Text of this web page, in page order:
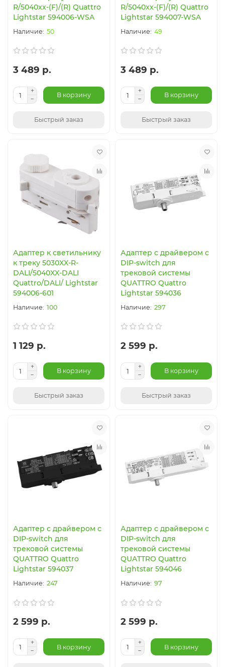
R/5040xx-(F)/(R) Quattro
Lightstar 594006-WSA
50
3 489 р.
В корзину
Быстрый заказ
R/5040xx-(F)/(R) Quattro
Lightstar 594007-WSA
49
3 489 р.
В корзину
Быстрый заказ
Адаптер к светильнику
к треку 5030XX-R-
DALI/5040XX-DALI
Quattro/DALI/ Lightstar
594006-601
100
1 129 р.
В корзину
Быстрый заказ
Адаптер с драйвером с
DIP-switch для
трековой системы
QUATTRO Quattro
Lightstar 594036
297
2 599 р.
В корзину
Быстрый заказ
Адаптер с драйвером с
DIP-switch для
трековой системы
QUATTRO Quattro
Lightstar 594037
247
2 599 р.
В корзину
Адаптер с драйвером с
DIP-switch для
трековой системы
QUATTRO Quattro
Lightstar 594046
97
2 599 р.
В корзину